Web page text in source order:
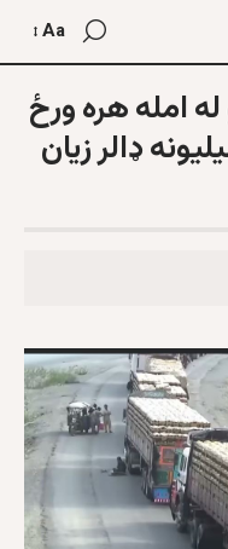
Aa
امله هره ورځ
ډالر زیان